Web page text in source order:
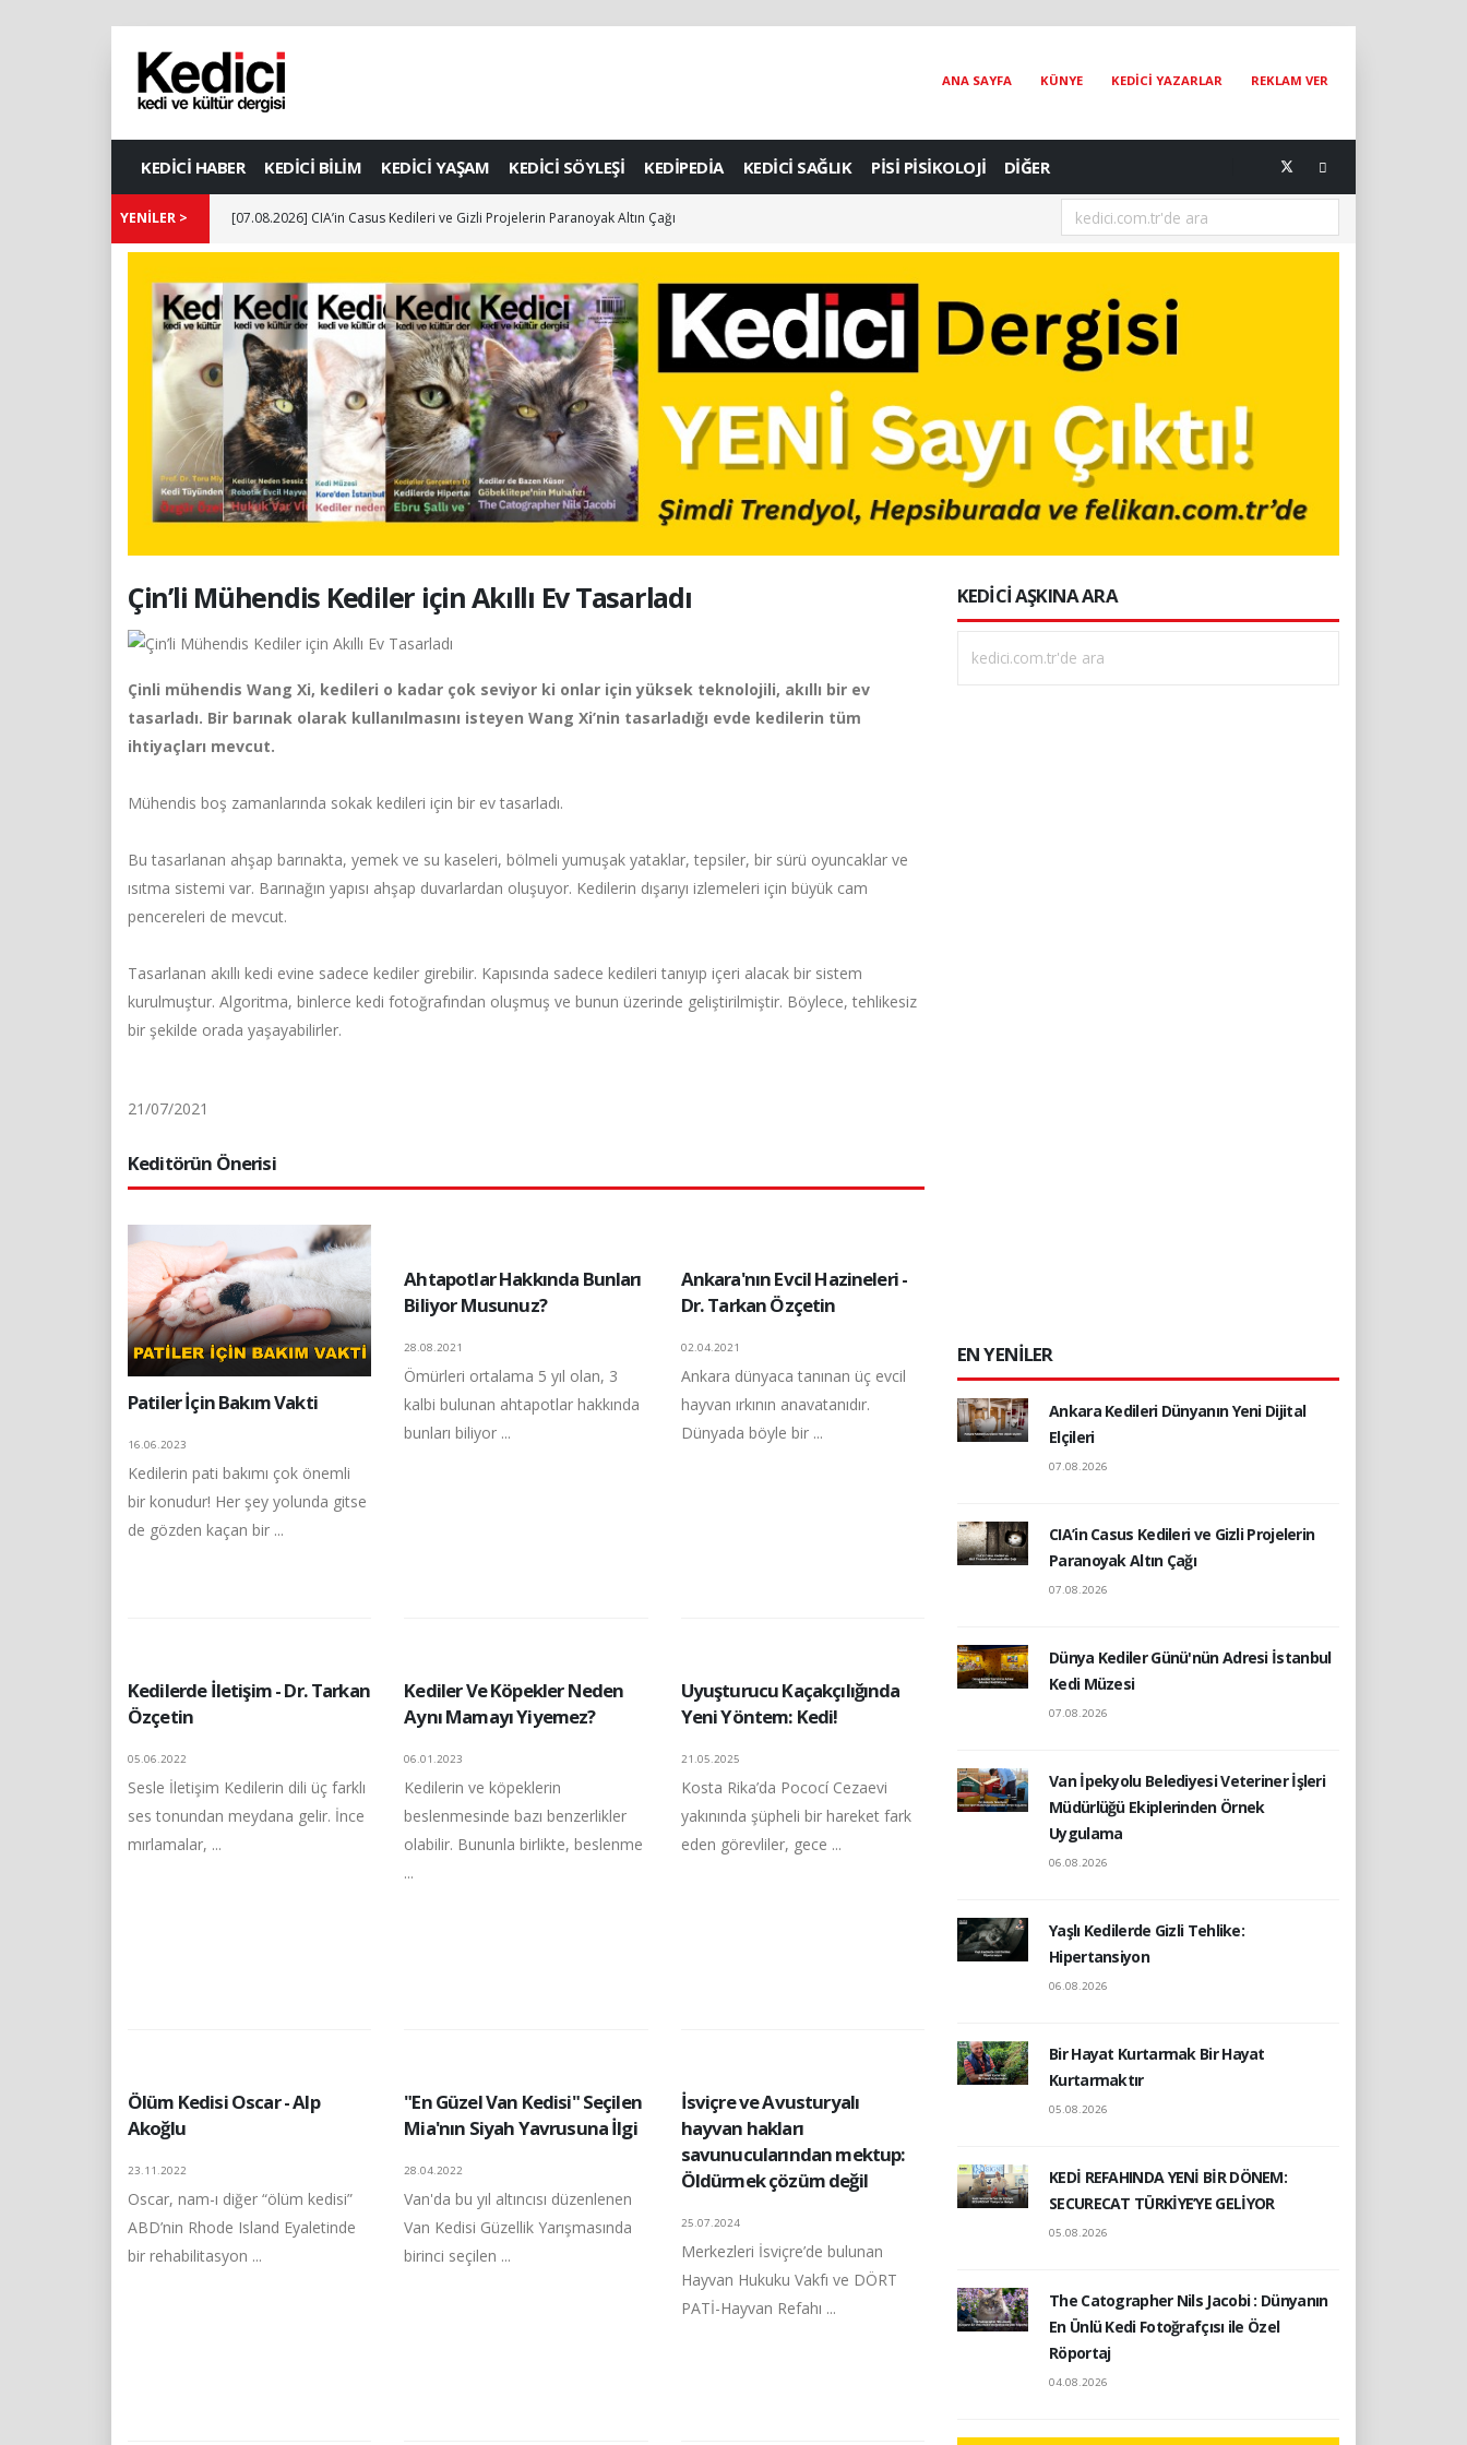
ANA SAYFA KÜNYE KEDİCİ YAZARLAR REKLAM VER
KEDİCİ HABER KEDİCİ BİLİM KEDİCİ YAŞAM KEDİCİ SÖYLEŞİ KEDİPEDİA KEDİCİ SAĞLIK PİSİ PİSİKOLOJİ DİĞER
YENİLER > [07.08.2026] CIA’in Casus Kedileri ve Gizli Projelerin Paranoyak Altın Çağı [07.08.2026] Dünya Kediler Günü'nün Adresi İstanbul Kedi Müzesi
Çin’li Mühendis Kediler için Akıllı Ev Tasarladı
Çinli mühendis Wang Xi, kedileri o kadar çok seviyor ki onlar için yüksek teknolojili, akıllı bir ev
tasarladı. Bir barınak olarak kullanılmasını isteyen Wang Xi’nin tasarladığı evde kedilerin tüm
ihtiyaçları mevcut.
Mühendis boş zamanlarında sokak kedileri için bir ev tasarladı.
Bu tasarlanan ahşap barınakta, yemek ve su kaseleri, bölmeli yumuşak yataklar, tepsiler, bir sürü oyuncaklar ve
ısıtma sistemi var. Barınağın yapısı ahşap duvarlardan oluşuyor. Kedilerin dışarıyı izlemeleri için büyük cam
pencereleri de mevcut.
Tasarlanan akıllı kedi evine sadece kediler girebilir. Kapısında sadece kedileri tanıyıp içeri alacak bir sistem
kurulmuştur. Algoritma, binlerce kedi fotoğrafından oluşmuş ve bunun üzerinde geliştirilmiştir. Böylece, tehlikesiz
bir şekilde orada yaşayabilirler.
21/07/2021
Keditörün Önerisi
Patiler İçin Bakım Vakti
16.06.2023
Kedilerin pati bakımı çok önemli
bir konudur! Her şey yolunda gitse
de gözden kaçan bir ...
Ahtapotlar Hakkında Bunları
Biliyor Musunuz?
28.08.2021
Ömürleri ortalama 5 yıl olan, 3
kalbi bulunan ahtapotlar hakkında
bunları biliyor ...
Ankara'nın Evcil Hazineleri -
Dr. Tarkan Özçetin
02.04.2021
Ankara dünyaca tanınan üç evcil
hayvan ırkının anavatanıdır.
Dünyada böyle bir ...
Kedilerde İletişim - Dr. Tarkan
Özçetin
05.06.2022
Sesle İletişim Kedilerin dili üç farklı
ses tonundan meydana gelir. İnce
mırlamalar, ...
Kediler Ve Köpekler Neden
Aynı Mamayı Yiyemez?
06.01.2023
Kedilerin ve köpeklerin
beslenmesinde bazı benzerlikler
olabilir. Bununla birlikte, beslenme
...
Uyuşturucu Kaçakçılığında
Yeni Yöntem: Kedi!
21.05.2025
Kosta Rika’da Pococí Cezaevi
yakınında şüpheli bir hareket fark
eden görevliler, gece ...
Ölüm Kedisi Oscar - Alp
Akoğlu
23.11.2022
Oscar, nam-ı diğer “ölüm kedisi”
ABD’nin Rhode Island Eyaletinde
bir rehabilitasyon ...
"En Güzel Van Kedisi" Seçilen
Mia'nın Siyah Yavrusuna İlgi
28.04.2022
Van'da bu yıl altıncısı düzenlenen
Van Kedisi Güzellik Yarışmasında
birinci seçilen ...
İsviçre ve Avusturyalı
hayvan hakları
savunucularından mektup:
Öldürmek çözüm değil
25.07.2024
Merkezleri İsviçre’de bulunan
Hayvan Hukuku Vakfı ve DÖRT
PATİ-Hayvan Refahı ...
KEDİCİ AŞKINA ARA
EN YENİLER
Ankara Kedileri Dünyanın Yeni Dijital
Elçileri
07.08.2026
CIA’in Casus Kedileri ve Gizli Projelerin
Paranoyak Altın Çağı
07.08.2026
Dünya Kediler Günü'nün Adresi İstanbul
Kedi Müzesi
07.08.2026
Van İpekyolu Belediyesi Veteriner İşleri
Müdürlüğü Ekiplerinden Örnek
Uygulama
06.08.2026
Yaşlı Kedilerde Gizli Tehlike:
Hipertansiyon
06.08.2026
Bir Hayat Kurtarmak Bir Hayat
Kurtarmaktır
05.08.2026
KEDİ REFAHINDA YENİ BİR DÖNEM:
SECURECAT TÜRKİYE’YE GELİYOR
05.08.2026
The Catographer Nils Jacobi : Dünyanın
En Ünlü Kedi Fotoğrafçısı ile Özel
Röportaj
04.08.2026